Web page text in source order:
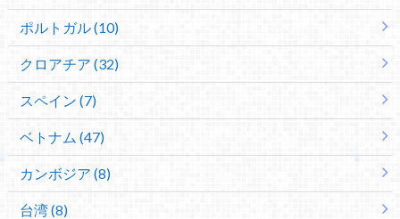
ポルトガル (10)
クロアチア (32)
スペイン (7)
ベトナム (47)
カンボジア (8)
台湾 (8)